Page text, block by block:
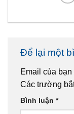
Để lại một
Email của
Các trường
Bình luận *